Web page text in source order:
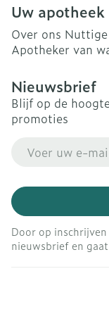
Uw apotheek
Over ons
Apotheker van
Nieuwsbrief
Blijf op de
promoties
Door op
nieuwsbrief en